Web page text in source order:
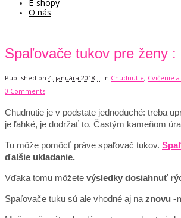
E-shopy
O nás
Spaľovače tukov pre ženy
Published on 4. januára 2018 | in Chudnutie, Cvičenie
0 Comments
Chudnutie je v podstate jednoduché: treba
je ľahké, je dodržať to. Častým kameňom
Tu môže pomôcť práve spaľovač tukov.
ďalšie ukladanie.
Vďaka tomu môžete výsledky dosiahnuť
Spaľovače tuku sú ale vhodné aj na znovu -